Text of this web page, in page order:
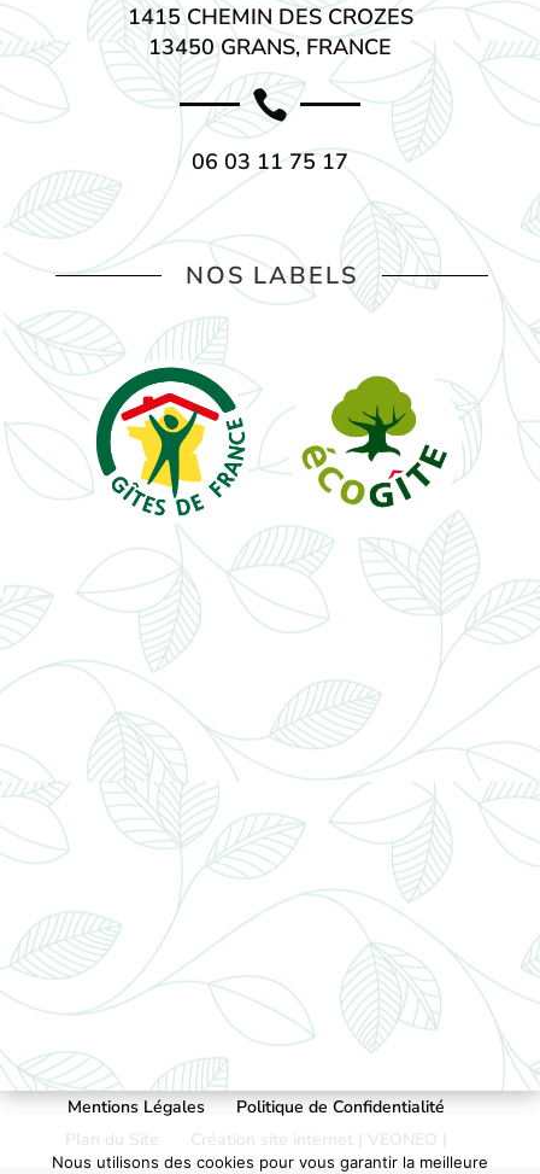
1415 CHEMIN DES CROZES
13450 GRANS, FRANCE

06 03 11 75 17
NOS LABELS
Mentions Légales
Politique de Confidentialité
Nous utilisons des cookies pour vous garantir la meilleure